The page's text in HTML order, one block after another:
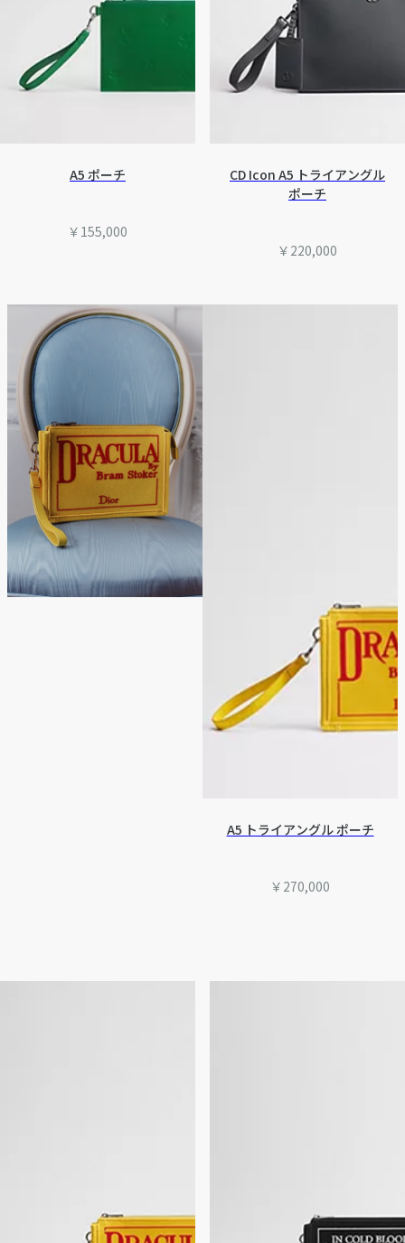
A5 ポーチ
￥155,000
CD Icon A5 トライアングル
ポーチ
￥220,000
A5 トライアングル ポーチ
￥270,000